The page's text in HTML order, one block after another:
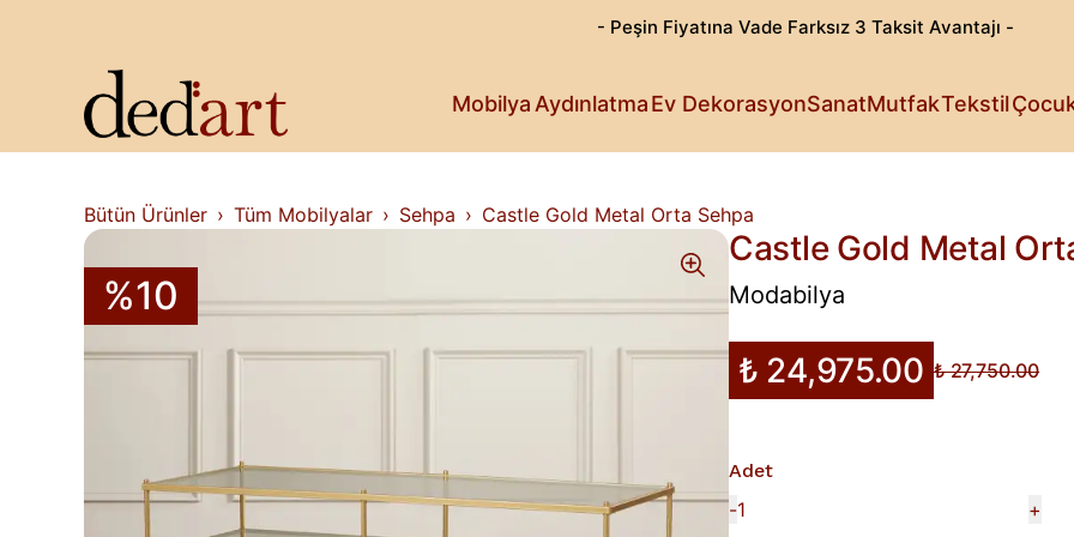
- Peşin Fiyatına Vade Farksız 3 Taksit Avantajı -
Mobilya
Kitaplık & Raf
Televizyon Ünitesi
Aydınlatma Işıldayan
Ev Dekorasyon Detaylı
Sanat Sanattan
Mutfak Estetik
Tekstil
Rahat
Küçüklerin
Patili
Fark
Bütün Ürünler Tüm Mobilyalar Sehpa Castle Gold Metal Orta Sehpa
%10
Castle Gold Metal
Modabilya
₺ 24,975.00 ₺ 27,750.00
Adet
- +